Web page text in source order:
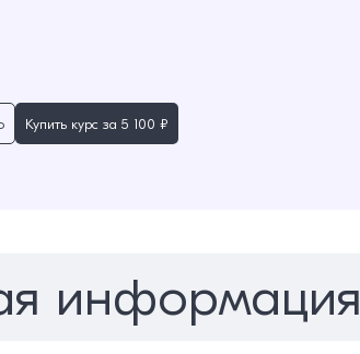
Купить курс за 5 100 ₽
информация